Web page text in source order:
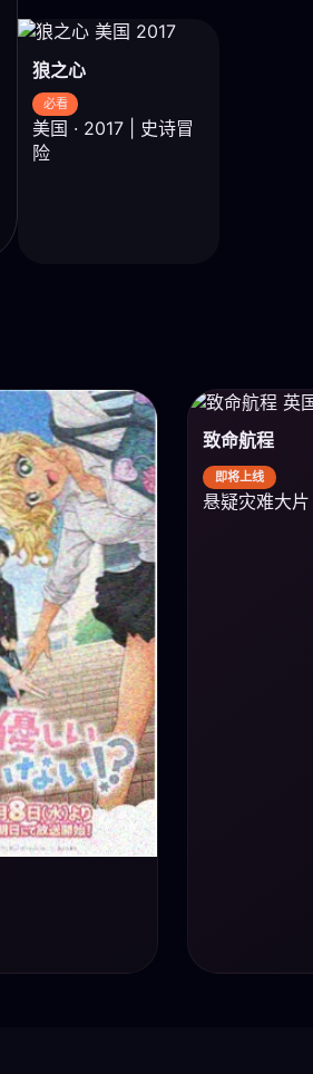
狼之心
必看
美国 · 2017 | 史诗冒
险
致命航程
即将上线
悬疑灾难大片